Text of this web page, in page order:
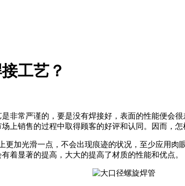
工艺？
非常严谨的，要是没有焊接好，表面的性能便会
上销售的过程中取得顾客的好评和认同。因而，怎
上更加光滑一点，不会出现痕迹的状况，至少应用
着显著的提高，大大的提高了材质的性能和优点。